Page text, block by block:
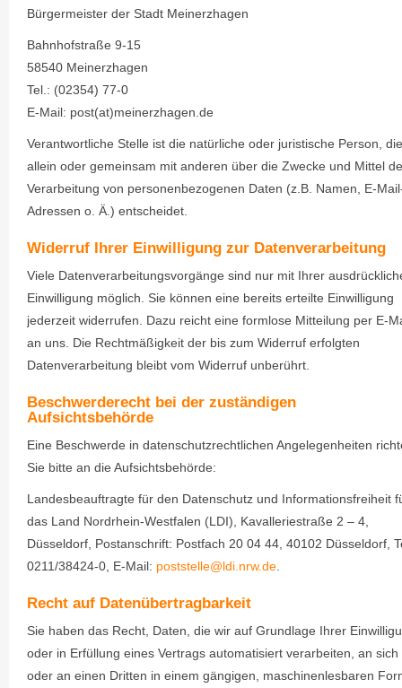
Bürgermeister der Stadt Meinerzhagen
Bahnhofstraße 9-15
58540 Meinerzhagen
Tel.: (02354) 77-0
E-Mail: post(at)meinerzhagen.de
Verantwortliche Stelle ist die natürliche oder juristische Person, die
allein oder gemeinsam mit anderen über die Zwecke und Mittel
Verarbeitung von personenbezogenen Daten (z.B. Namen, E-
Adressen o. Ä.) entscheidet.
Widerruf Ihrer Einwilligung zur Datenverarbeitung
Viele Datenverarbeitungsvorgänge sind nur mit Ihrer
Einwilligung möglich. Sie können eine bereits erteilte Einwilligung
jederzeit widerrufen. Dazu reicht eine formlose Mitteilung per E-
an uns. Die Rechtmäßigkeit der bis zum Widerruf erfolgten
Datenverarbeitung bleibt vom Widerruf unberührt.
Beschwerderecht bei der zuständigen
Aufsichtsbehörde
Eine Beschwerde in datenschutzrechtlichen Angelegenheiten
Sie bitte an die Aufsichtsbehörde:
Landesbeauftragte für den Datenschutz und Informationsfreiheit
das Land Nordrhein-Westfalen (LDI), Kavalleriestraße 2 – 4,
Düsseldorf, Postanschrift: Postfach 20 04 44, 40102 Düsseldorf,
0211/38424-0, E-Mail: poststelle@ldi.nrw.de.
Recht auf Datenübertragbarkeit
Sie haben das Recht, Daten, die wir auf Grundlage Ihrer
oder in Erfüllung eines Vertrags automatisiert verarbeiten, an sich
oder an einen Dritten in einem gängigen, maschinenlesbaren